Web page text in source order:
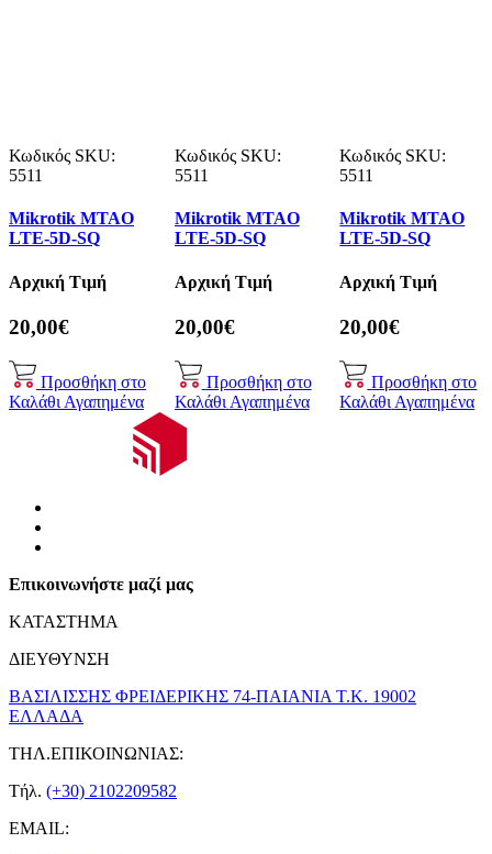
Κωδικός SKU:
5511
Mikrotik MTAO
LTE-5D-SQ
Αρχική Τιμή
20,00€
Προσθήκη στο
Καλάθι Αγαπημένα
Κωδικός SKU:
5511
Mikrotik MTAO
LTE-5D-SQ
Αρχική Τιμή
20,00€
Προσθήκη στο
Καλάθι Αγαπημένα
Κωδικός SKU:
5511
Mikrotik MTAO
LTE-5D-SQ
Αρχική Τιμή
20,00€
Προσθήκη στο
Καλάθι Αγαπημένα
Επικοινωνήστε μαζί μας
ΚΑΤΑΣΤΗΜΑ
ΔΙΕΥΘΥΝΣΗ
ΒΑΣΙΛΙΣΣΗΣ ΦΡΕΙΔΕΡΙΚΗΣ 74-ΠΑΙΑΝΙΑ Τ.Κ. 19002
ΕΛΛΑΔΑ
ΤΗΛ.ΕΠΙΚΟΙΝΩΝΙΑΣ:
Τήλ. (+30) 2102209582
EMAIL: